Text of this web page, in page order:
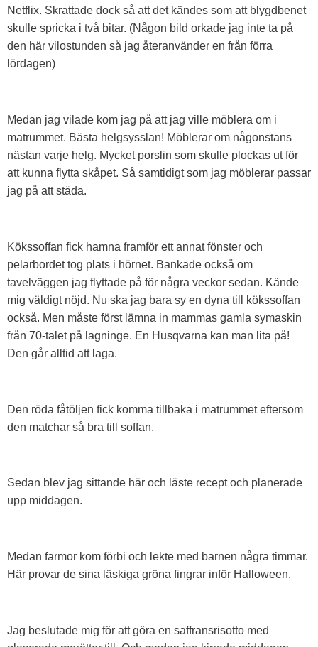
Netflix. Skrattade dock så att det kändes som att blygdbenet
skulle spricka i två bitar. (Någon bild orkade jag inte ta på
den här vilostunden så jag återanvänder en från förra
lördagen)
Medan jag vilade kom jag på att jag ville möblera om i
matrummet. Bästa helgsysslan! Möblerar om någonstans
nästan varje helg. Mycket porslin som skulle plockas ut för
att kunna flytta skåpet. Så samtidigt som jag möblerar passar
jag på att städa.
Kökssoffan fick hamna framför ett annat fönster och
pelarbordet tog plats i hörnet. Bankade också om
tavelväggen jag flyttade på för några veckor sedan. Kände
mig väldigt nöjd. Nu ska jag bara sy en dyna till kökssoffan
också. Men måste först lämna in mammas gamla symaskin
från 70-talet på lagninge. En Husqvarna kan man lita på!
Den går alltid att laga.
Den röda fåtöljen fick komma tillbaka i matrummet eftersom
den matchar så bra till soffan.
Sedan blev jag sittande här och läste recept och planerade
upp middagen.
Medan farmor kom förbi och lekte med barnen några timmar.
Här provar de sina läskiga gröna fingrar inför Halloween.
Jag beslutade mig för att göra en saffransrisotto med